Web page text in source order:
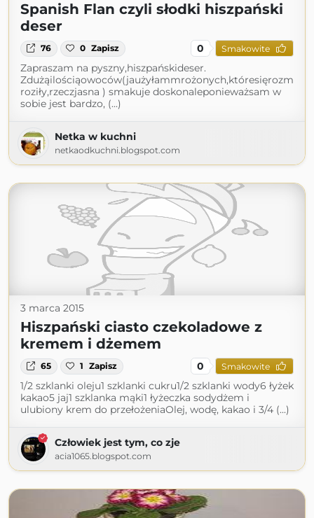
Spanish Flan czyli słodki hiszpański
deser
76 0 Zapisz 0 Smakowite
Zapraszam na pyszny,hiszpańskideser.
Zdużąilościąowoców(jaużyłammrożonych,któresięrozm
roziły,rzeczjasna ) smakuje doskonaleponieważsam w
sobie jest bardzo, (...)
Netka w kuchni
netkaodkuchni.blogspot.com
3 marca 2015
Hiszpański ciasto czekoladowe z
kremem i dżemem
65 1 Zapisz 0 Smakowite
1/2 szklanki oleju1 szklanki cukru1/2 szklanki wody6 łyżek
kakao5 jaj1 szklanka mąki1 łyżeczka sodydżem i
ulubiony krem do przełożeniaOlej, wodę, kakao i 3/4 (...)
Człowiek jest tym, co zje
acia1065.blogspot.com